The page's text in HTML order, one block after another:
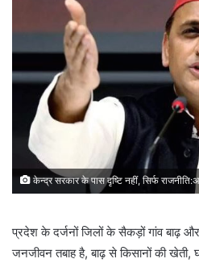
केन्द्र सरकार के पास दृष्टि नहीं, सिर्फ
प्रदेश के दर्जनों जिलों के सैकड़ों गांव बाढ़ और
जनजीवन तबाह है, बाढ़ से किसानों की खेती,